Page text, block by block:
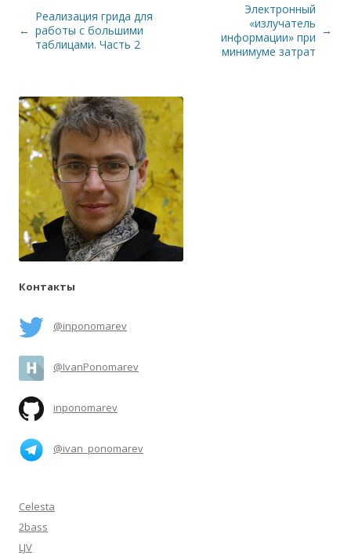
Навигация по записям
←
Реализация грида для
работы с большими
таблицами. Часть 2
Электронный
«излучатель
информации» при
минимуме затрат
→
Контакты
@inponomarev
@IvanPonomarev
inponomarev
@ivan_ponomarev
Celesta
2bass
LJV